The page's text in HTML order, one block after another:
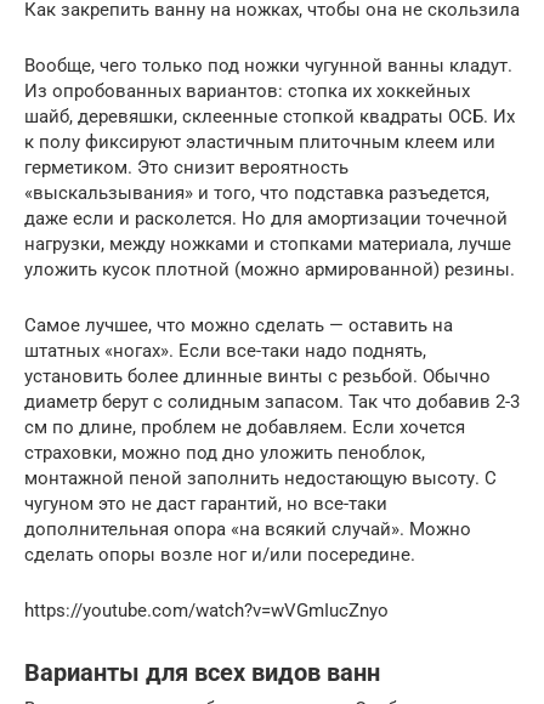
Как закрепить ванну на ножках, чтобы она не скользила
Вообще, чего только под ножки чугунной ванны кладут.
Из опробованных вариантов: стопка их хоккейных
шайб, деревяшки, склеенные стопкой квадраты ОСБ. Их
к полу фиксируют эластичным плиточным клеем или
герметиком. Это снизит вероятность
«выскальзывания» и того, что подставка разъедется,
даже если и расколется. Но для амортизации точечной
нагрузки, между ножками и стопками материала, лучше
уложить кусок плотной (можно армированной) резины.
Самое лучшее, что можно сделать — оставить на
штатных «ногах». Если все-таки надо поднять,
установить более длинные винты с резьбой. Обычно
диаметр берут с солидным запасом. Так что добавив 2-3
см по длине, проблем не добавляем. Если хочется
страховки, можно под дно уложить пеноблок,
монтажной пеной заполнить недостающую высоту. С
чугуном это не даст гарантий, но все-таки
дополнительная опора «на всякий случай». Можно
сделать опоры возле ног и/или посередине.
https://youtube.com/watch?v=wVGmIucZnyo
Варианты для всех видов ванн